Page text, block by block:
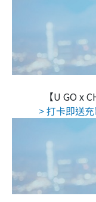
【U GO x
> 打卡即送